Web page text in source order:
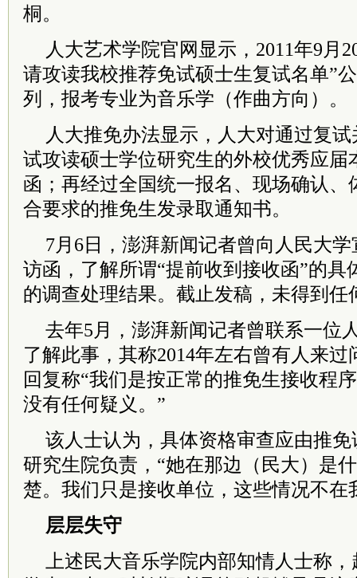
桐。
人大艺术学院官网显示，2011年9月
请攻读我校推荐免试硕士生复试名单”
列，报考专业为音乐学（作曲方向）。
人大推免办法显示，人大对通过复
试攻读硕士学位研究生的外校优秀应届
函；再经过全国统一报名、现场确认、
合要求的推免生发录取通知书。
7月6日，澎湃新闻记者曾向人民大
访函，了解所谓“提前收到接收函”的具
的调查处理结果。截止发稿，未得到任
去年5月，澎湃新闻记者曾联系一位
了解此事，其称2014年左右曾有人来
回复称“我们是按正常的推免生接收程
没有任何疑义。”
该人士认为，具体资格审查应由推
研究生院负责，“她在那边（民大）是
楚。我们只是接收单位，这些情况不在
层层失守
上述民大音乐学院内部知情人士称